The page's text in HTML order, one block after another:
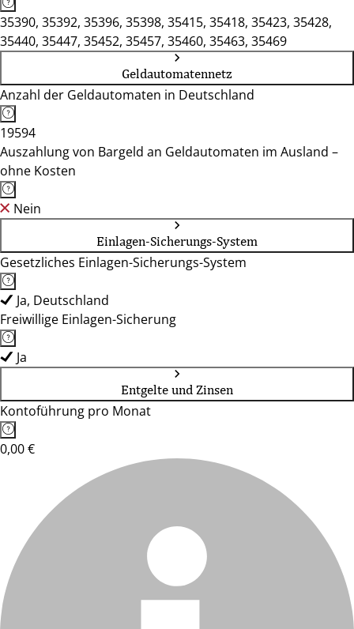
35390, 35392, 35396, 35398, 35415, 35418, 35423, 35428,
35440, 35447, 35452, 35457, 35460, 35463, 35469
Geldautomatennetz
Anzahl der Geldautomaten in Deutschland
19594
Auszahlung von Bargeld an Geldautomaten im Ausland –
ohne Kosten
Nein
Einlagen-Sicherungs-System
Gesetzliches Einlagen-Sicherungs-System
Ja, Deutschland
Freiwillige Einlagen-Sicherung
Ja
Entgelte und Zinsen
Kontoführung pro Monat
0,00 €